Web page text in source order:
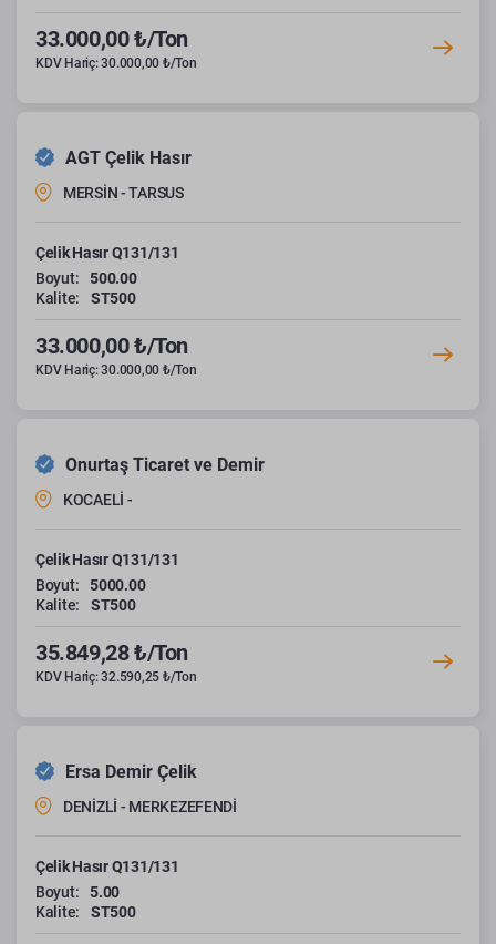
33.000,00 ₺/Ton
KDV Hariç: 30.000,00 ₺/Ton
AGT Çelik Hasır
MERSİN - TARSUS
Çelik Hasır Q131/131
Boyut:
500.00
Kalite:
ST500
33.000,00 ₺/Ton
KDV Hariç: 30.000,00 ₺/Ton
Onurtaş Ticaret ve Demir
KOCAELİ -
Çelik Hasır Q131/131
Boyut:
5000.00
Kalite:
ST500
35.849,28 ₺/Ton
KDV Hariç: 32.590,25 ₺/Ton
Ersa Demir Çelik
DENİZLİ - MERKEZEFENDİ
Çelik Hasır Q131/131
Boyut:
5.00
Kalite:
ST500